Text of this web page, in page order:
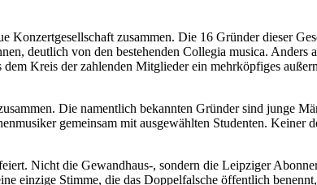
zusammen. Die 16 Gründer dieser
deutlich von den bestehenden Collegia musica. Anders
Kreis der zahlenden Mitglieder ein mehrköpfiges
Die namentlich bekannten Gründer sind junge
gemeinsam mit ausgewählten Studenten. Keiner
Nicht die Gewandhaus-, sondern die Leipziger
einzige Stimme, die das Doppelfalsche öffentlich